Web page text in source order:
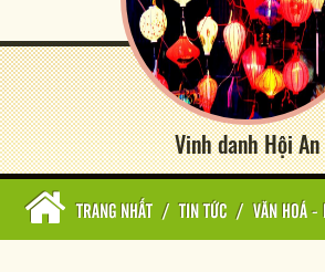
Vinh danh Hội An
TRANG NHẤT / TIN TỨC / VĂN HOÁ -